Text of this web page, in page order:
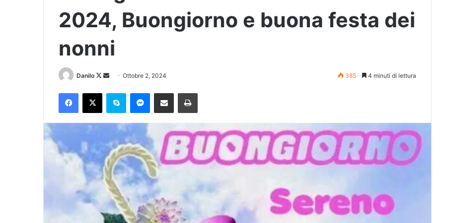
2024, Buongiorno e buona festa dei
nonni
Danilo Ottobre 2, 2024 385 4 minuti di lettura